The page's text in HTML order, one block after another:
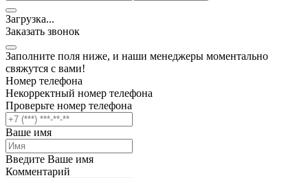
Загрузка...
Заказать звонок
Заполните поля ниже, и наши менеджеры моментально
свяжутся с вами!
Номер телефона
Некорректный номер телефона
Проверьте номер телефона
Ваше имя
Введите Ваше имя
Комментарий